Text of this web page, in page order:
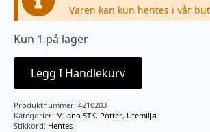
Varen kan kun hentes i vår
Kun 1 på lager
Legg I Handlekurv
Produktnummer: 4210203
Kategorier: Milano STK, Potter, Utemiljø
Stikkord: Hentes